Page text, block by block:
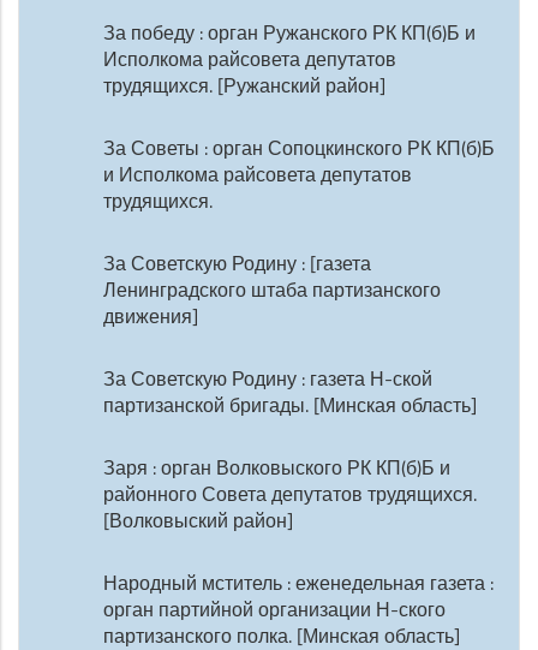
За победу : орган Ружанского РК КП(б)Б и
Исполкома райсовета депутатов
трудящихся. [Ружанский район]
За Советы : орган Сопоцкинского РК КП(б)Б
и Исполкома райсовета депутатов
трудящихся.
За Советскую Родину : [газета
Ленинградского штаба партизанского
движения]
За Советскую Родину : газета Н-ской
партизанской бригады. [Минская область]
Заря : орган Волковыского РК КП(б)Б и
районного Совета депутатов трудящихся.
[Волковыский район]
Народный мститель : еженедельная газета :
орган партийной организации Н-ского
партизанского полка. [Минская область]